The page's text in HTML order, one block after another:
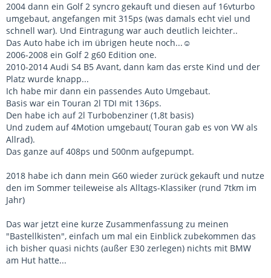
"Elekta" and each unique car number in the edition of 20.
2004 dann ein Golf 2 syncro gekauft und diesen auf 16vturbo
umgebaut, angefangen mit 315ps (was damals echt viel und
schnell war). Und Eintragung war auch deutlich leichter..
Das Auto habe ich im übrigen heute noch...☺️
2006-2008 ein Golf 2 g60 Edition one.
2010-2014 Audi S4 B5 Avant, dann kam das erste Kind und der
Platz wurde knapp...
Ich habe mir dann ein passendes Auto Umgebaut.
Basis war ein Touran 2l TDI mit 136ps.
Den habe ich auf 2l Turbobenziner (1,8t basis)
Und zudem auf 4Motion umgebaut( Touran gab es von VW als
Allrad).
Das ganze auf 408ps und 500nm aufgepumpt.
2018 habe ich dann mein G60 wieder zurück gekauft und nutze
den im Sommer teileweise als Alltags-Klassiker (rund 7tkm im
Jahr)
Das war jetzt eine kurze Zusammenfassung zu meinen
"Bastellkisten", einfach um mal ein Einblick zubekommen das
ich bisher quasi nichts (außer E30 zerlegen) nichts mit BMW
am Hut hatte...